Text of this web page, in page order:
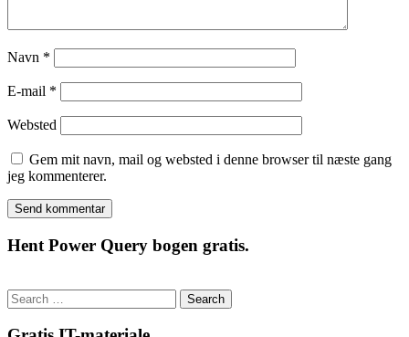
Navn *
E-mail *
Websted
Gem mit navn, mail og websted i denne browser til næste gang
jeg kommenterer.
Hent Power Query bogen gratis.
Search
for: